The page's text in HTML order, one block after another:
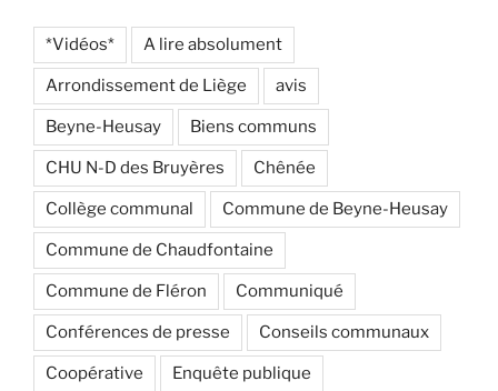
*Vidéos* A lire absolument
Arrondissement de Liège avis
Beyne-Heusay Biens communs
CHU N-D des Bruyères Chênée
Collège communal Commune de Beyne-Heusay
Commune de Chaudfontaine
Commune de Fléron Communiqué
Conférences de presse Conseils communaux
Coopérative Enquête publique